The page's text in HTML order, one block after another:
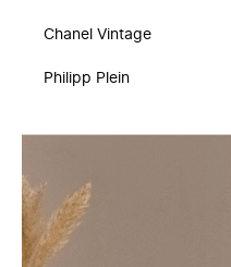
Chanel Vintage
Philipp Plein